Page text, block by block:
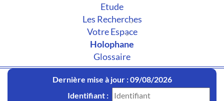
Etude
Les Recherches
Votre Espace
Holophane
Glossaire
Dernière mise à jour : 09/08/2026
Identifiant :